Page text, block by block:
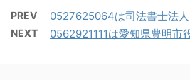
PREV 0527625064は司法書士法人
NEXT 0562921111は愛知県豊明市